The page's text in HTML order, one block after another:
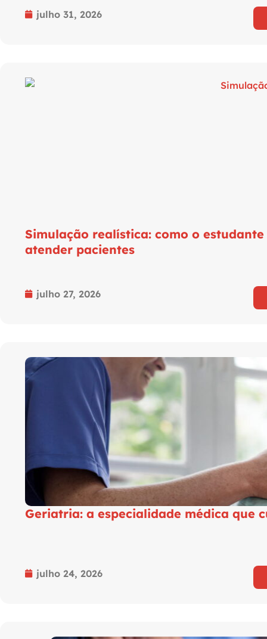
julho 31, 2026
Simulação realística: como o
atender pacientes
julho 27, 2026
Geriatria: a especialidade médica que
julho 24, 2026